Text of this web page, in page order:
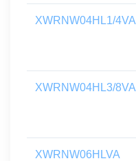
XWRNW04HL1/4VA
XWRNW04HL3/8VA
XWRNW06HLVA